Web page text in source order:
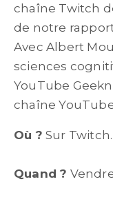
chaîne Twitch
de notre
Avec Albert
sciences
YouTube
chaîne
Où ? Sur Twitch.
Quand ?